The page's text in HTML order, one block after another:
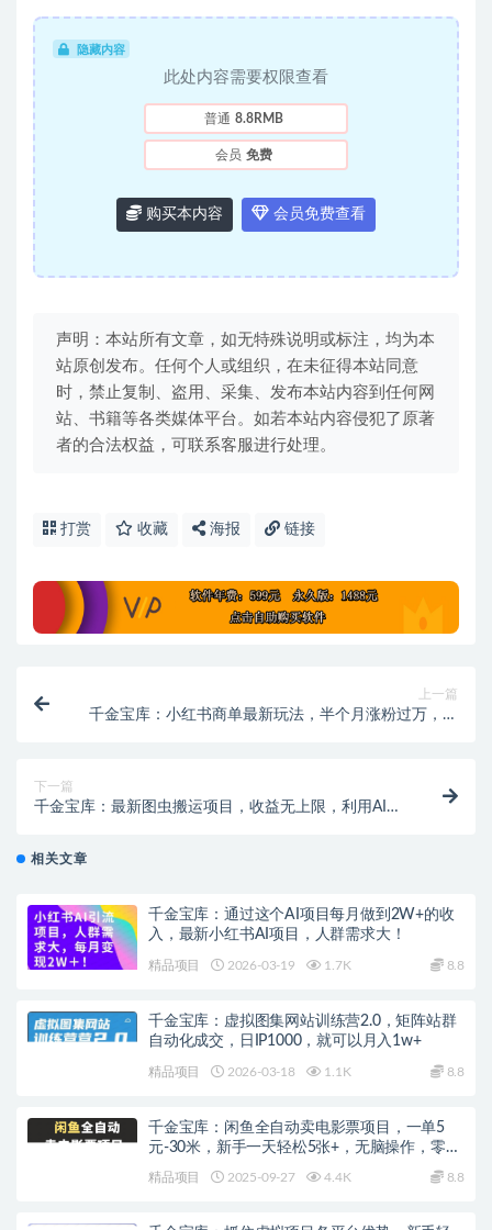
隐藏内容
此处内容需要权限查看
普通 8.8RMB
会员 免费
购买本内容 会员免费查看
声明：本站所有文章，如无特殊说明或标注，均为本
站原创发布。任何个人或组织，在未征得本站同意
时，禁止复制、盗用、采集、发布本站内容到任何网
站、书籍等各类媒体平台。如若本站内容侵犯了原著
者的合法权益，可联系客服进行处理。
打赏 收藏 海报 链接
上一篇
千金宝库：小红书商单最新玩法，半个月涨粉过万，五
下一篇
千金宝库：最新图虫搬运项目，收益无上限，利用AI小
相关文章
千金宝库：通过这个AI项目每月做到2W+的收
入，最新小红书AI项目，人群需求大！
精品项目 2026-03-19 1.7K 8.8
千金宝库：虚拟图集网站训练营2.0，矩阵站群
自动化成交，日IP1000，就可以月入1w+
精品项目 2026-03-18 1.1K 8.8
千金宝库：闲鱼全自动卖电影票项目，一单5
元-30米，新手一天轻松5张+，无脑操作，零投
精品项目 2025-09-27 4.4K 8.8